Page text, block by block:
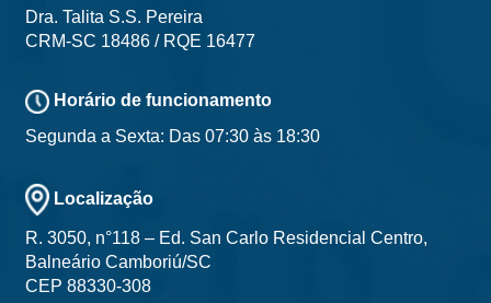
Dra. Talita S.S. Pereira
CRM-SC 18486 / RQE 16477
Horário de funcionamento
Segunda a Sexta: Das 07:30 às 18:30
Localização
R. 3050, n°118 – Ed. San Carlo Residencial Centro,
Balneário Camboriú/SC
CEP 88330-308